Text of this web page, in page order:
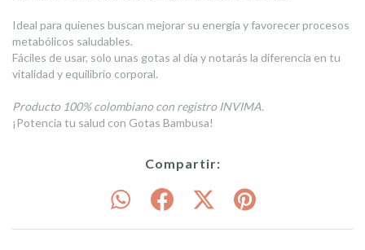
Ideal para quienes buscan mejorar su energía y favorecer procesos
metabólicos saludables.
Fáciles de usar, solo unas gotas al día y notarás la diferencia en tu
vitalidad y equilibrio corporal.
Producto 100% colombiano con registro INVIMA.
¡Potencia tu salud con Gotas Bambusa!
Compartir: